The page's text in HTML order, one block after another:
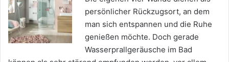
persönlicher Rückzugsort, an dem
man sich entspannen und die Ruhe
genießen möchte. Doch gerade
Wasserprallgeräusche im Bad